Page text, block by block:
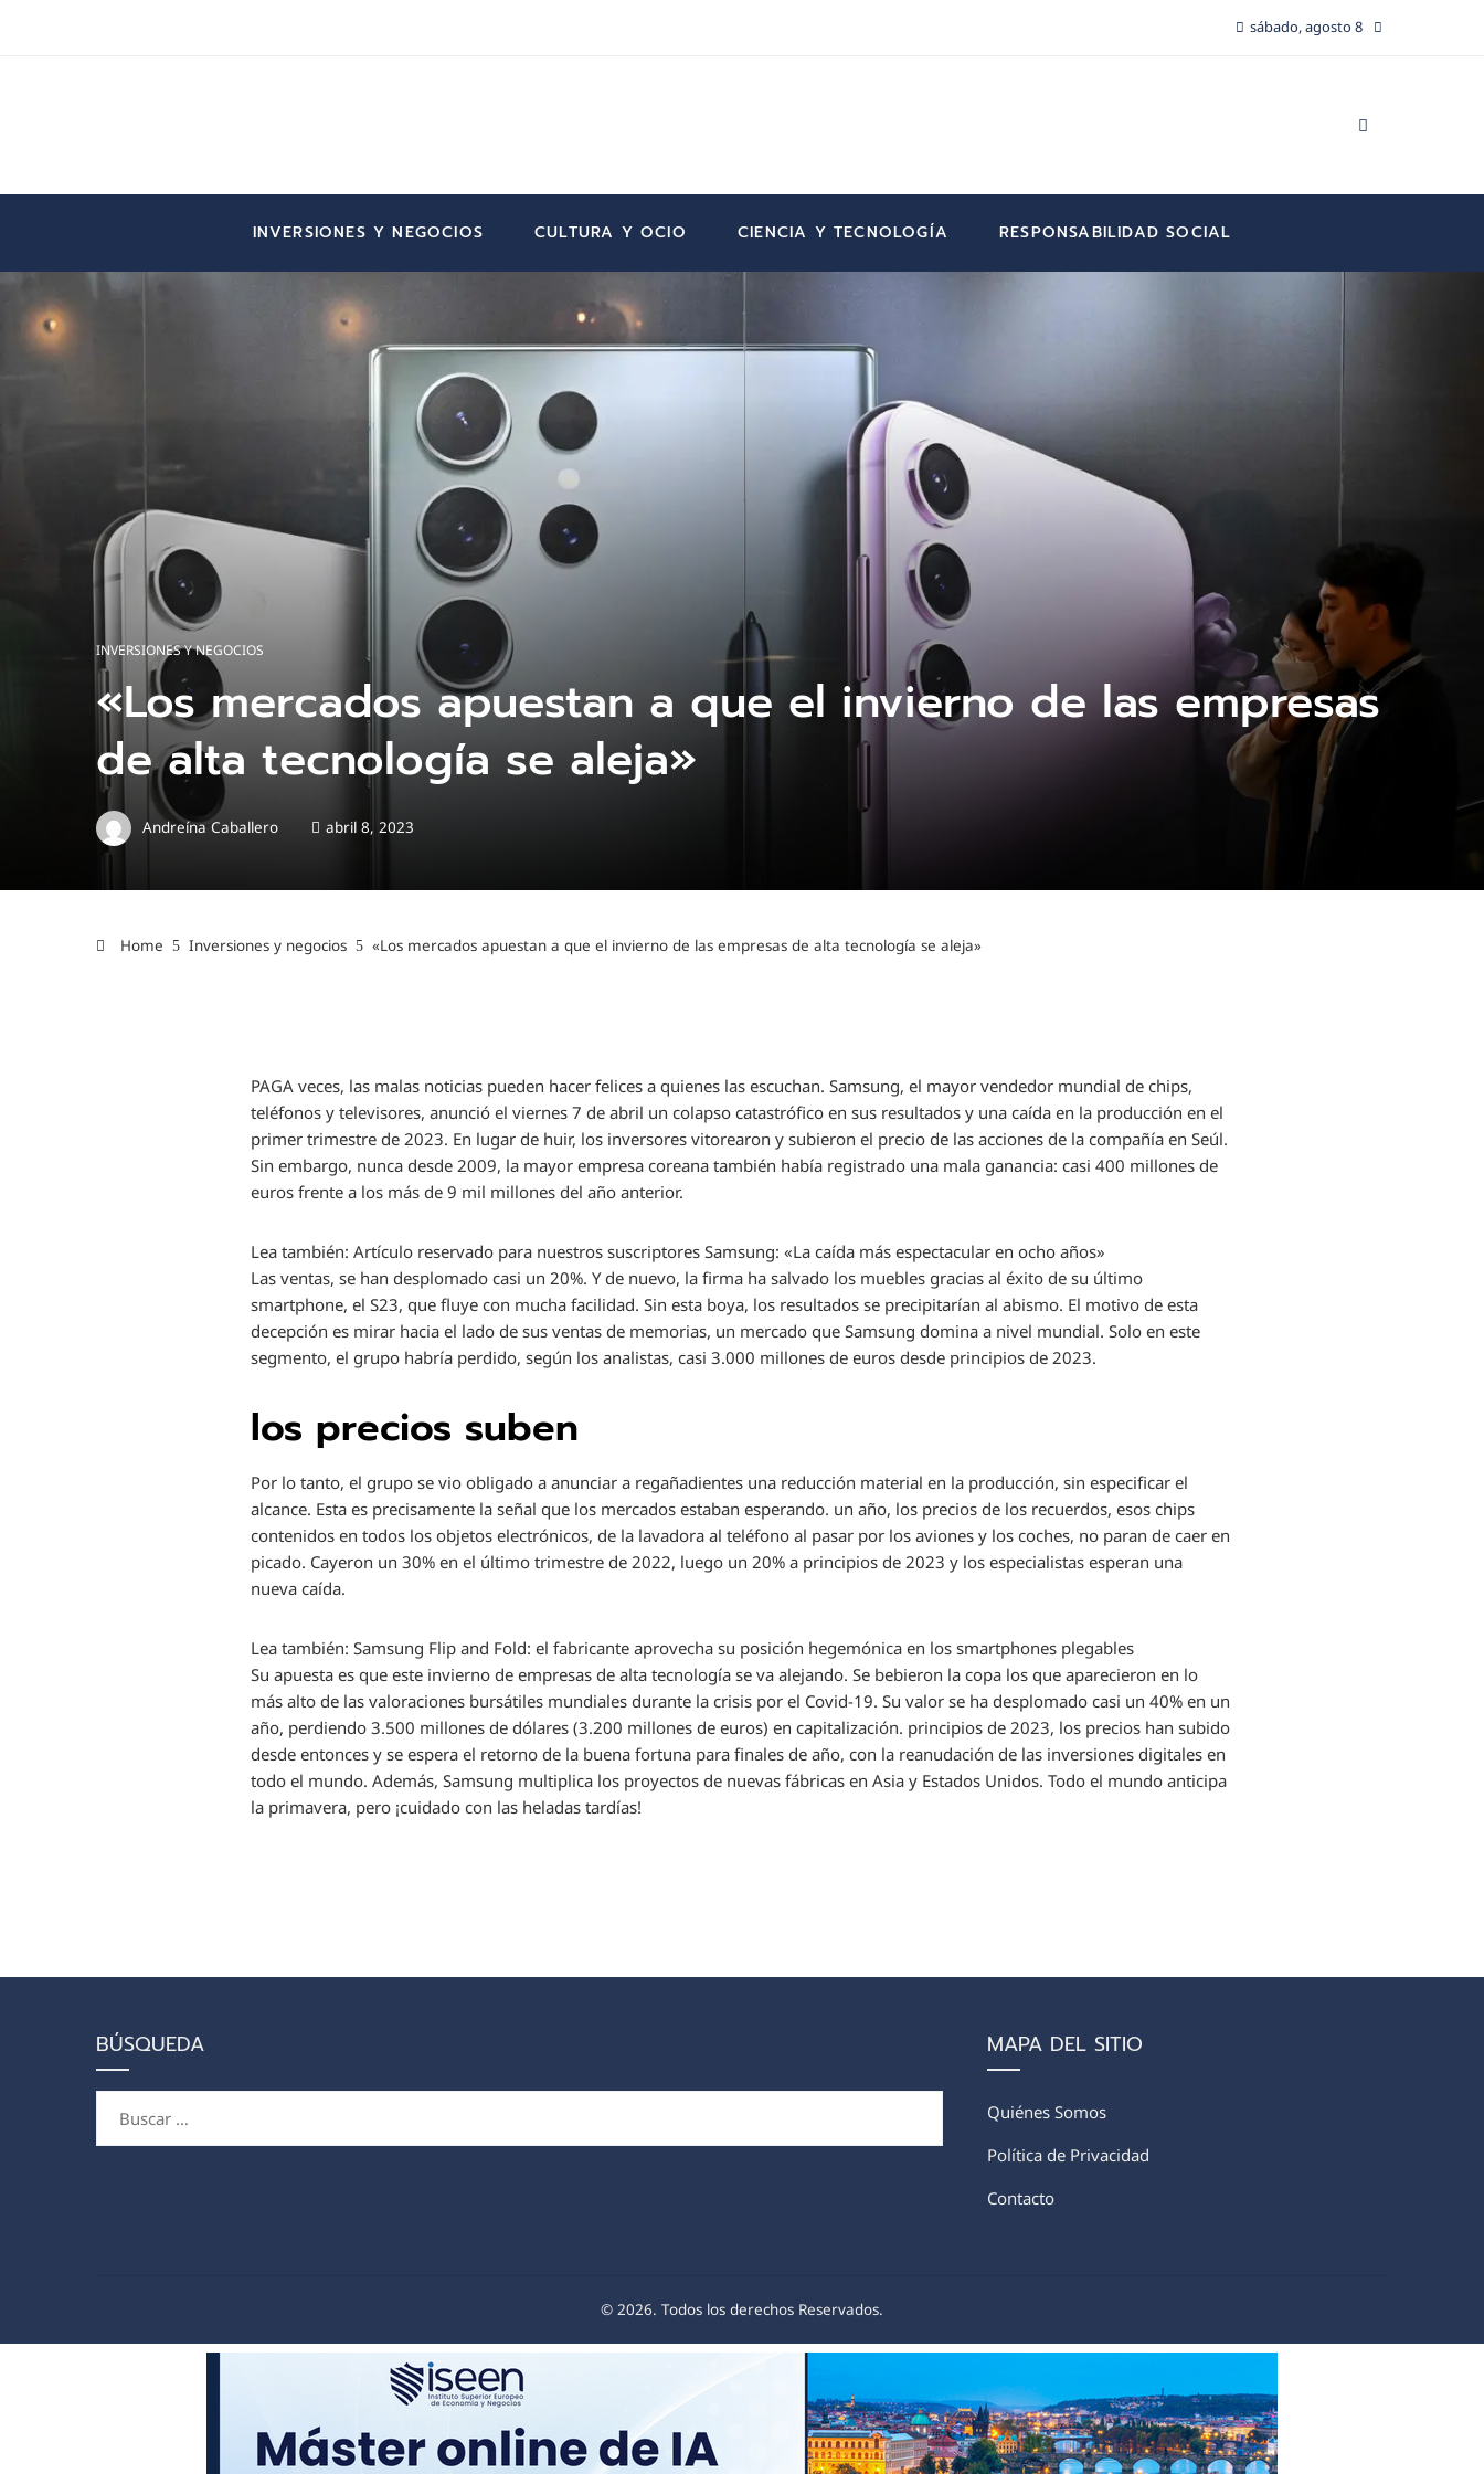
sábado, agosto 8
INVERSIONES Y NEGOCIOS CULTURA Y OCIO CIENCIA Y TECNOLOGÍA RESPONSABILIDAD SOCIAL
INVERSIONES Y NEGOCIOS
«Los mercados apuestan a que el invierno de las empresas
de alta tecnología se aleja»
Andreína Caballero abril 8, 2023
Home Inversiones y negocios «Los mercados apuestan a que el invierno de las empresas de alta tecnología se aleja»
PAGA veces, las malas noticias pueden hacer felices a quienes las escuchan. Samsung, el mayor vendedor mundial de chips,
teléfonos y televisores, anunció el viernes 7 de abril un colapso catastrófico en sus resultados y una caída en la producción en el
primer trimestre de 2023. En lugar de huir, los inversores vitorearon y subieron el precio de las acciones de la compañía en Seúl.
Sin embargo, nunca desde 2009, la mayor empresa coreana también había registrado una mala ganancia: casi 400 millones de
euros frente a los más de 9 mil millones del año anterior.
Lea también: Artículo reservado para nuestros suscriptores Samsung: «La caída más espectacular en ocho años»
Las ventas, se han desplomado casi un 20%. Y de nuevo, la firma ha salvado los muebles gracias al éxito de su último
smartphone, el S23, que fluye con mucha facilidad. Sin esta boya, los resultados se precipitarían al abismo. El motivo de esta
decepción es mirar hacia el lado de sus ventas de memorias, un mercado que Samsung domina a nivel mundial. Solo en este
segmento, el grupo habría perdido, según los analistas, casi 3.000 millones de euros desde principios de 2023.
los precios suben
Por lo tanto, el grupo se vio obligado a anunciar a regañadientes una reducción material en la producción, sin especificar el
alcance. Esta es precisamente la señal que los mercados estaban esperando. un año, los precios de los recuerdos, esos chips
contenidos en todos los objetos electrónicos, de la lavadora al teléfono al pasar por los aviones y los coches, no paran de caer en
picado. Cayeron un 30% en el último trimestre de 2022, luego un 20% a principios de 2023 y los especialistas esperan una
nueva caída.
Lea también: Samsung Flip and Fold: el fabricante aprovecha su posición hegemónica en los smartphones plegables
Su apuesta es que este invierno de empresas de alta tecnología se va alejando. Se bebieron la copa los que aparecieron en lo
más alto de las valoraciones bursátiles mundiales durante la crisis por el Covid-19. Su valor se ha desplomado casi un 40% en un
año, perdiendo 3.500 millones de dólares (3.200 millones de euros) en capitalización. principios de 2023, los precios han subido
desde entonces y se espera el retorno de la buena fortuna para finales de año, con la reanudación de las inversiones digitales en
todo el mundo. Además, Samsung multiplica los proyectos de nuevas fábricas en Asia y Estados Unidos. Todo el mundo anticipa
la primavera, pero ¡cuidado con las heladas tardías!
BÚSQUEDA MAPA DEL SITIO
Quiénes Somos
Política de Privacidad
Contacto
© 2026. Todos los derechos Reservados.